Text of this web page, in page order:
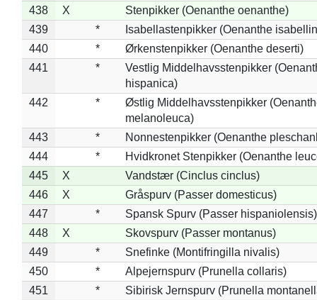
438
X
Stenpikker (Oenanthe oenanthe)
439
*
Isabellastenpikker (Oenanthe
440
*
Ørkenstenpikker (Oenanthe deserti)
441
*
Vestlig Middelhavsstenpikker
hispanica)
442
*
Østlig Middelhavsstenpikker
melanoleuca)
443
*
Nonnestenpikker (Oenanthe
444
*
Hvidkronet Stenpikker (Oenanthe
445
X
Vandstær (Cinclus cinclus)
446
X
Gråspurv (Passer domesticus)
447
*
Spansk Spurv (Passer hispaniolensis)
448
X
Skovspurv (Passer montanus)
449
*
Snefinke (Montifringilla nivalis)
450
*
Alpejernspurv (Prunella collaris)
451
*
Sibirisk Jernspurv (Prunella